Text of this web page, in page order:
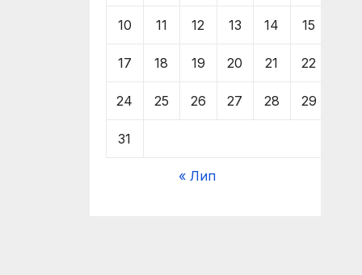
10 11 12 13 14 15
17 18 19 20 21 22
24 25 26 27 28 29
31
« Лип